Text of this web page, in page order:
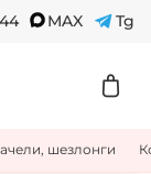
MAX Tg
шезлонги